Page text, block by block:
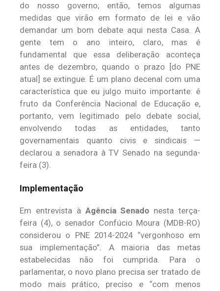
do nosso governo; então, temos algumas
medidas que virão em formato de lei e vão
demandar um bom debate aqui nesta Casa. A
gente tem o ano inteiro, claro, mas é
fundamental que essa deliberação aconteça
antes de dezembro, quando o prazo [do PNE
atual] se extingue. É um plano decenal com uma
característica que eu julgo muito importante: é
fruto da Conferência Nacional de Educação e,
portanto, vem legitimado pelo debate social,
envolvendo todas as entidades, tanto
governamentais quanto civis e sindicais —
declarou a senadora à TV Senado na segunda-
feira (3).
Implementação
Em entrevista à Agência Senado nesta terça-
feira (4), o senador Confúcio Moura (MDB-RO)
considerou o PNE 2014-2024 “vergonhoso em
sua implementação”. A maioria das metas
estabelecidas não foi cumprida. Para o
parlamentar, o novo plano precisa ser tratado de
modo mais prático, preciso e “com menos